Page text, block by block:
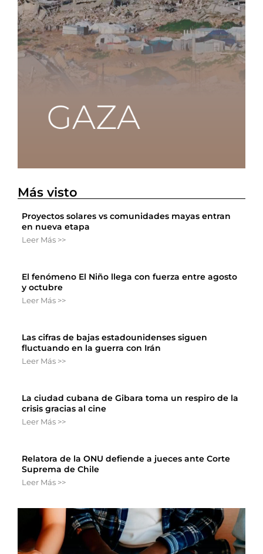
Más visto
Proyectos solares vs comunidades mayas entran
en nueva etapa
Leer Más >>
El fenómeno El Niño llega con fuerza entre agosto
y octubre
Leer Más >>
Las cifras de bajas estadounidenses siguen
fluctuando en la guerra con Irán
Leer Más >>
La ciudad cubana de Gibara toma un respiro de la
crisis gracias al cine
Leer Más >>
Relatora de la ONU defiende a jueces ante Corte
Suprema de Chile
Leer Más >>